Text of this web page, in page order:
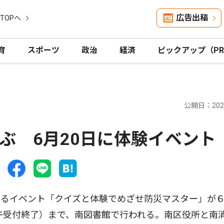
へ 広告出稿
スポーツ 政治 経済 ピックアップ（
公開日：
6月20日に体験イベント
ベント「クイズと体験でめざせ防災マスター」が
付終了）まで、南図書館で行われる。南区役所と南